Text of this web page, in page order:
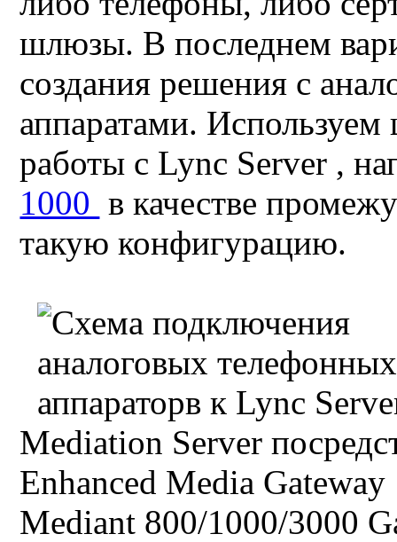
шлюзы. В последнем
создания решения с
аппаратами.
работы с Lync Server ,
1000 в качестве
такую конфигурацию.
Mediation Server
Enhanced Media
Mediant 800/1000/3000